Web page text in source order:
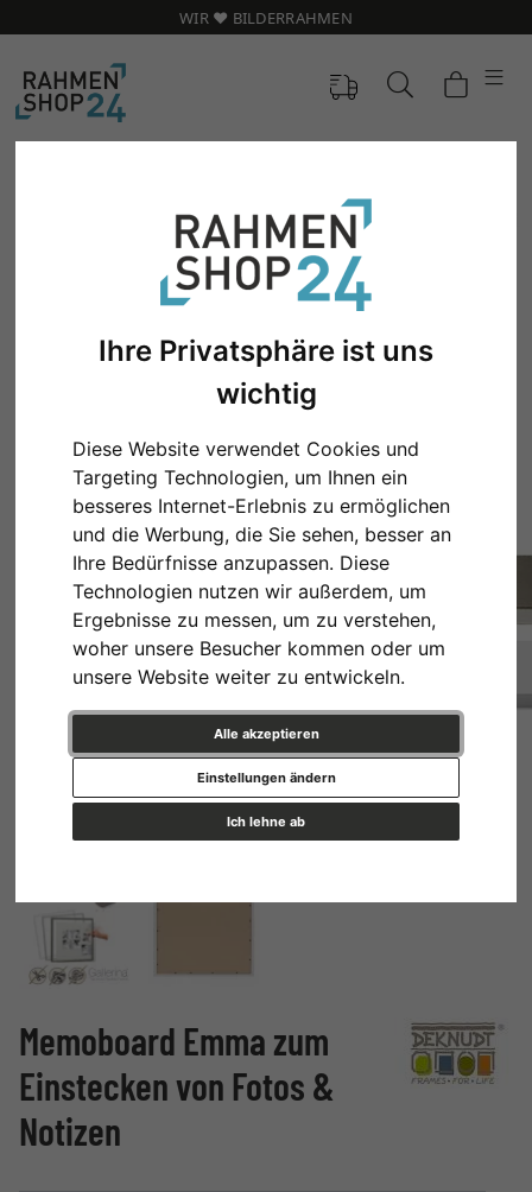
Ihre Privatsphäre ist uns
wichtig
Diese Website verwendet Cookies und
Targeting Technologien, um Ihnen ein
besseres Internet-Erlebnis zu ermöglichen
und die Werbung, die Sie sehen, besser an
Ihre Bedürfnisse anzupassen. Diese
Technologien nutzen wir außerdem, um
Ergebnisse zu messen, um zu verstehen,
woher unsere Besucher kommen oder um
unsere Website weiter zu entwickeln.
Alle akzeptieren
Ich lehne ab
Einstellungen ändern
WIR ❤️ BILDERRAHMEN
Zurück
Memoboard Emma zum
Einstecken von Fotos &
Notizen